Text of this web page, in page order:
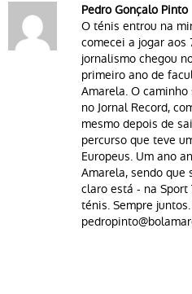
Pedro Gonçalo Pinto
O ténis entrou na
comecei a jogar aos
jornalismo chegou
primeiro ano de
Amarela. O
no Jornal Record,
mesmo depois de
percurso que teve
Europeus. Um ano
Amarela, sendo que
claro está - na Sport
ténis. Sempre